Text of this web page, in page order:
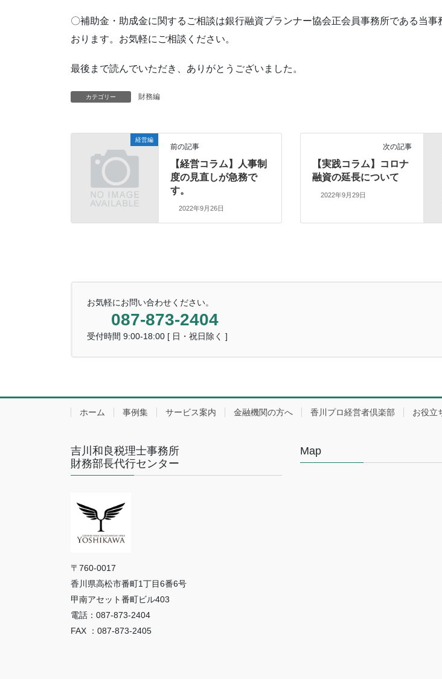
〇補助金・助成金に関するご相談は銀行融資プランナー協会正会員事務所である当事
おります。お気軽にご相談ください。
最後まで読んでいただき、ありがとうございました。
カテゴリー 財務編
経営編
前の記事
【経営コラム】人事制
度の見直しが急務で
す。
2022年9月26日
次の記事
【実践コラム】コロナ
融資の延長について
2022年9月29日
お気軽にお問い合わせください。
087-873-2404
受付時間 9:00-18:00 [ 日・祝日除く ]
ホーム 事例集 サービス案内 金融機関の方へ 香川プロ経営者倶楽部 お役立
吉川和良税理士事務所
財務部長代行センター
〒760-0017
香川県高松市番町1丁目6番6号
甲南アセット番町ビル403
電話：087-873-2404
FAX ：087-873-2405
Map